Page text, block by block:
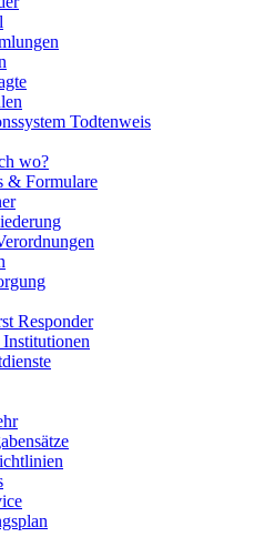
Todtenweis
wo?
& Formulare
Responder